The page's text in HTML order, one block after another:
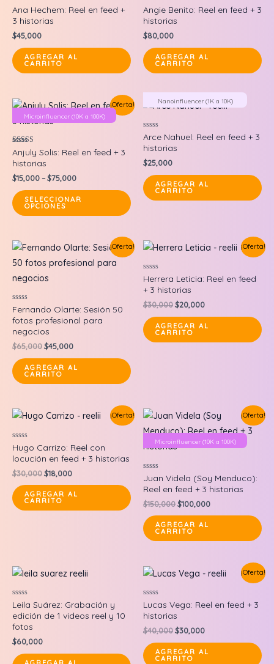
Valorado
en
0
de
5
Ana Hechem: Reel en feed +
3 historias
$45,000
AGREGAR AL
CARRITO
Valorado
en
0
de
5
Angie Benito: Reel en feed + 3
historias
$80,000
AGREGAR AL
CARRITO
¡Oferta!
Microinfluencer (10K a 100K)
Valorado en
5.00
de 5
Anjuly Solis: Reel en feed + 3
historias
$15,000–$75,000
SELECCIONAR
OPCIONES
This
product
multiple
variants.
The
options
may
chosen
product
Nanoinfluencer (1K a 10K)
Valorado
en
0
de
5
Arce Nahuel: Reel en feed + 3
historias
$25,000
AGREGAR AL
CARRITO
¡Oferta!
Valorado
en
0
de
5
Fernando Olarte: Sesión 50
fotos profesional para
negocios
$65,000Original
was:
$65,000.
$45,000Current
is:
AGREGAR AL
CARRITO
¡Oferta!
Valorado
en
0
de
5
Herrera Leticia: Reel en feed
+ 3 historias
$30,000Original
was:
$30,000.
$20,000Current
is:
AGREGAR AL
CARRITO
¡Oferta!
Valorado
en
0
de
5
Hugo Carrizo: Reel con
locución en feed + 3 historias
$30,000Original
was:
$30,000.
$18,000Current
is:
AGREGAR AL
CARRITO
¡Oferta!
Microinfluencer (10K a 100K)
Valorado
en
0
de
5
Juan Videla (Soy Menduco):
Reel en feed + 3 historias
$150,000Original
was:
$150,000.
$100,000Current
AGREGAR AL
CARRITO
Valorado
en
0
de
5
Leila Suárez: Grabación y
edición de 1 videos reel y 10
fotos
$60,000
¡Oferta!
Valorado
en
0
de
5
Lucas Vega: Reel en feed + 3
historias
$40,000Original
was:
$40,000.
$30,000Current
is:
AGREGAR AL
CARRITO